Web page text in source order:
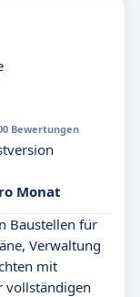
Bewertungen
Monat
Baustellen für
Verwaltung
mit
vollständigen